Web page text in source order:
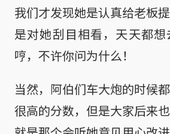
我们才发现她是认真给老板
是对她刮目相看，天天都
哼，不许你问为什么！
当然，阿伯们车大炮的时候
很高的分数，但是大家后来也